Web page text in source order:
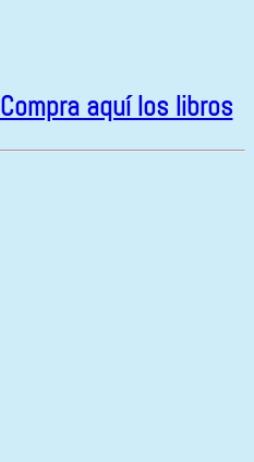
Compra aquí los libros